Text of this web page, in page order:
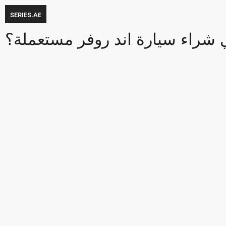
SERIES.AE
شراء سيارة اند روفر مستعملة؟